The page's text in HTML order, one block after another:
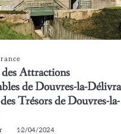
Attractions
de Douvres-la-
Trésors de Douvres-la-
12/04/2024